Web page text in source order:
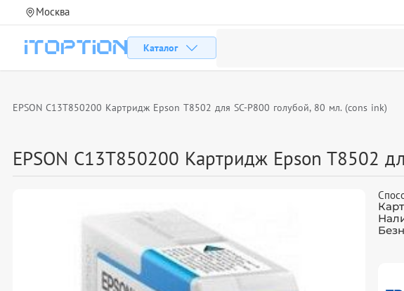
Москва
Каталог
EPSON C13T850200 Картридж Epson T8502 для SC-P800 голубой, 80 мл. (cons ink)
EPSON C13T850200 Картридж Epson T8502